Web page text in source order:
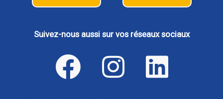
Suivez-nous aussi sur vos réseaux sociaux